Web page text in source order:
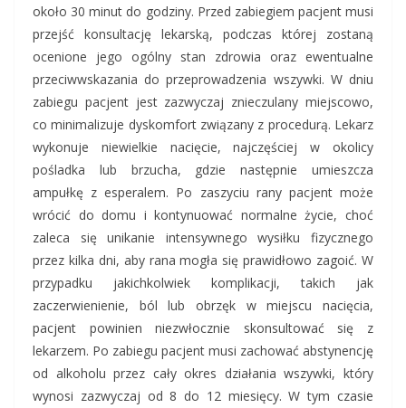
około 30 minut do godziny. Przed zabiegiem pacjent musi
przejść konsultację lekarską, podczas której zostaną
ocenione jego ogólny stan zdrowia oraz ewentualne
przeciwwskazania do przeprowadzenia wszywki. W dniu
zabiegu pacjent jest zazwyczaj znieczulany miejscowo,
co minimalizuje dyskomfort związany z procedurą. Lekarz
wykonuje niewielkie nacięcie, najczęściej w okolicy
pośladka lub brzucha, gdzie następnie umieszcza
ampułkę z esperalem. Po zaszyciu rany pacjent może
wrócić do domu i kontynuować normalne życie, choć
zaleca się unikanie intensywnego wysiłku fizycznego
przez kilka dni, aby rana mogła się prawidłowo zagoić. W
przypadku jakichkolwiek komplikacji, takich jak
zaczerwienienie, ból lub obrzęk w miejscu nacięcia,
pacjent powinien niezwłocznie skonsultować się z
lekarzem. Po zabiegu pacjent musi zachować abstynencję
od alkoholu przez cały okres działania wszywki, który
wynosi zazwyczaj od 8 do 12 miesięcy. W tym czasie